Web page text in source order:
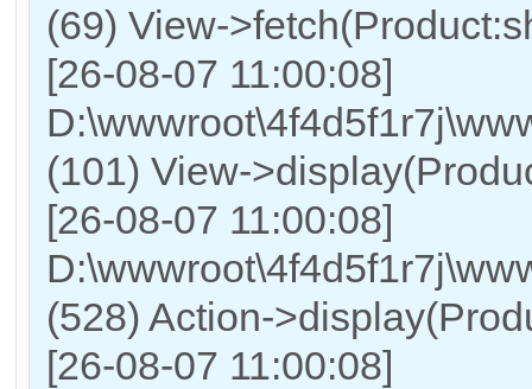
(69) View-
[26-08-07 11:00:08]
(101) View-
[26-08-07 11:00:08]
(528) Action-
[26-08-07 11:00:08]